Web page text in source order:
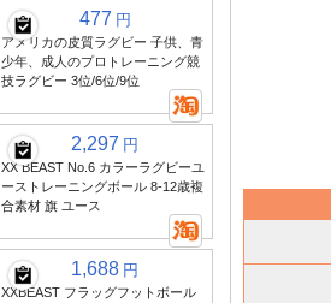
477 円
アメリカの皮質ラグビー 子供、青
少年、成人のプロトレーニング競
技ラグビー 3位/6位/9位
2,297 円
XX BEAST No.6 カラーラグビーユ
ーストレーニングボール 8-12歳複
合素材 旗 ユース
1,688 円
XXBEAST フラッグフットボール